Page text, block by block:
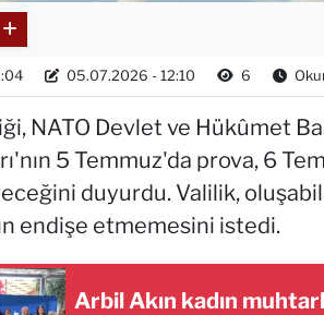
05.07.2026 - 12:10 6
NATO Devlet ve Hükûmet
5 Temmuz'da prova, 6
duyurdu. Valilik,
endişe etmemesini istedi.
Arbil Akın kadın